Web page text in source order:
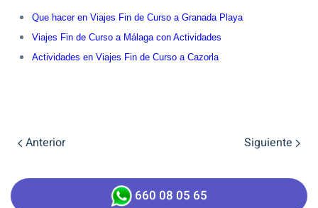
Que hacer en Viajes Fin de Curso a Granada Playa
Viajes Fin de Curso a Málaga con Actividades
Actividades en Viajes Fin de Curso a Cazorla
Anterior Siguiente
660 08 05 65